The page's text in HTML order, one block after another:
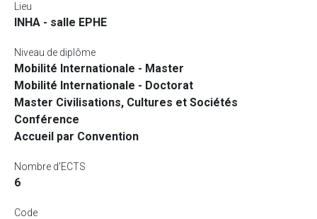
Lieu
INHA - salle EPHE
Niveau de diplôme
Mobilité Internationale - Master
Mobilité Internationale - Doctorat
Master Civilisations, Cultures et Sociétés
Conférence
Accueil par Convention
Nombre d'ECTS
6
Code